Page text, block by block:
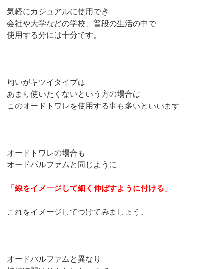
気軽にカジュアルに使用でき
会社や大学などの学校、普段の生活の中で
使用する分には十分です。
匂いがキツイタイプは
あまり使いたくないという方の場合は
このオードトワレを使用する事も多いといいます
オードトワレの場合も
オードパルファムと同じように
「線をイメージして細く伸ばすように付ける」
これをイメージしてつけてみましょう。
オードパルファムと異なり